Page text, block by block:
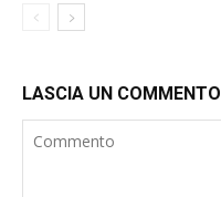
LASCIA UN COMMENTO